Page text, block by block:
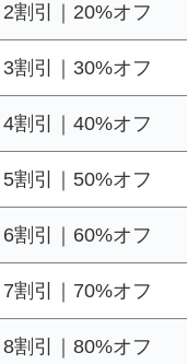
2割引｜20%オフ
3割引｜30%オフ
4割引｜40%オフ
5割引｜50%オフ
6割引｜60%オフ
7割引｜70%オフ
8割引｜80%オフ